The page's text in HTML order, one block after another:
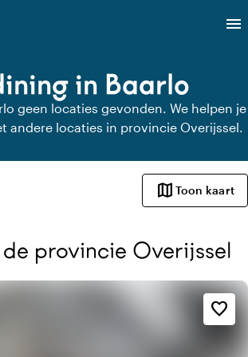
menu
in Baarlo
geen locaties gevonden. We helpen je
andere locaties in provincie Overijssel.
map Toon kaart
provincie Overijssel
favorite_border
Sfeer en esthetiek
style
Hotel Chic
home